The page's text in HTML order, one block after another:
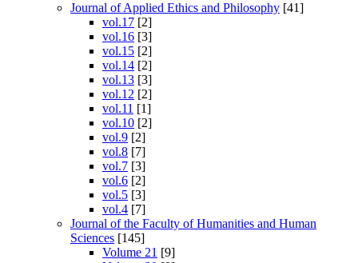
Journal of Applied Ethics and Philosophy [41]
vol.17 [2]
vol.16 [3]
vol.15 [2]
vol.14 [2]
vol.13 [3]
vol.12 [2]
vol.11 [1]
vol.10 [2]
vol.9 [2]
vol.8 [7]
vol.7 [3]
vol.6 [2]
vol.5 [3]
vol.4 [7]
Journal of the Faculty of Humanities and Human
Sciences [145]
Volume 21 [9]